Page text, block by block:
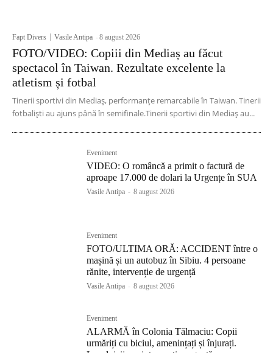
Fapt Divers Vasile Antipa -8 august 2026
FOTO/VIDEO: Copiii din Mediaș au făcut
spectacol în Taiwan. Rezultate excelente la
atletism și fotbal
Tinerii sportivi din Mediaș, performanțe remarcabile în Taiwan. Tinerii
fotbaliști au ajuns până în semifinale.Tinerii sportivi din Mediaș au...
Eveniment
VIDEO: O româncă a primit o factură de
aproape 17.000 de dolari la Urgențe în SUA
Vasile Antipa - 8 august 2026
Eveniment
FOTO/ULTIMA ORĂ: ACCIDENT între o
mașină și un autobuz în Sibiu. 4 persoane
rănite, intervenție de urgență
Vasile Antipa - 8 august 2026
Eveniment
ALARMĂ în Colonia Tălmaciu: Copii
urmăriți cu biciul, amenințați și înjurați.